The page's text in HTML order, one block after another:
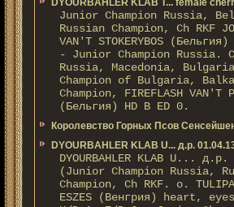
DYOURBAHLER KLAB T... female
Junior Champion Russia,
Russian Champion, Ch RKF
VAN'T STOKERYBOS
- Junior Champion Russia.
Russia, Macedonia,
Champion of Bulgaria,
Champion, FIREFLASH VAN'T
(Бельгия) HD B ED 0.
Королевство Горных Псов
DYOURBAHLER KLAB U... д.р.
DYOURBAHLER KLAB U...
(Junior Champion Russia,
Champion, Ch RKF. о.
ESZES (Венгрия) heart,